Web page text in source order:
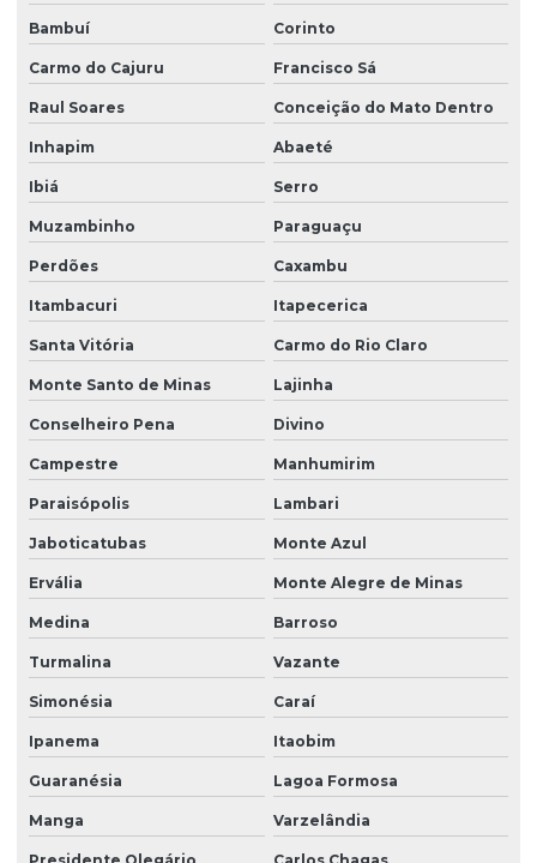
Bambuí Corinto
Carmo do Cajuru Francisco Sá
Raul Soares Conceição do Mato Dentro
Inhapim Abaeté
Ibiá Serro
Muzambinho Paraguaçu
Perdões Caxambu
Itambacuri Itapecerica
Santa Vitória Carmo do Rio Claro
Monte Santo de Minas Lajinha
Conselheiro Pena Divino
Campestre Manhumirim
Paraisópolis Lambari
Jaboticatubas Monte Azul
Ervália Monte Alegre de Minas
Medina Barroso
Turmalina Vazante
Simonésia Caraí
Ipanema Itaobim
Guaranésia Lagoa Formosa
Manga Varzelândia